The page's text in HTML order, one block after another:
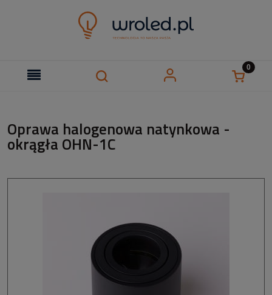
Oprawa halogenowa natynkowa -
okrągła OHN-1C